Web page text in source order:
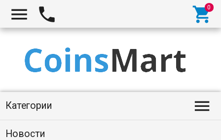
  
Категории 
Новости